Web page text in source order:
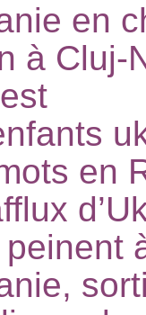
en
à Cluj-
en